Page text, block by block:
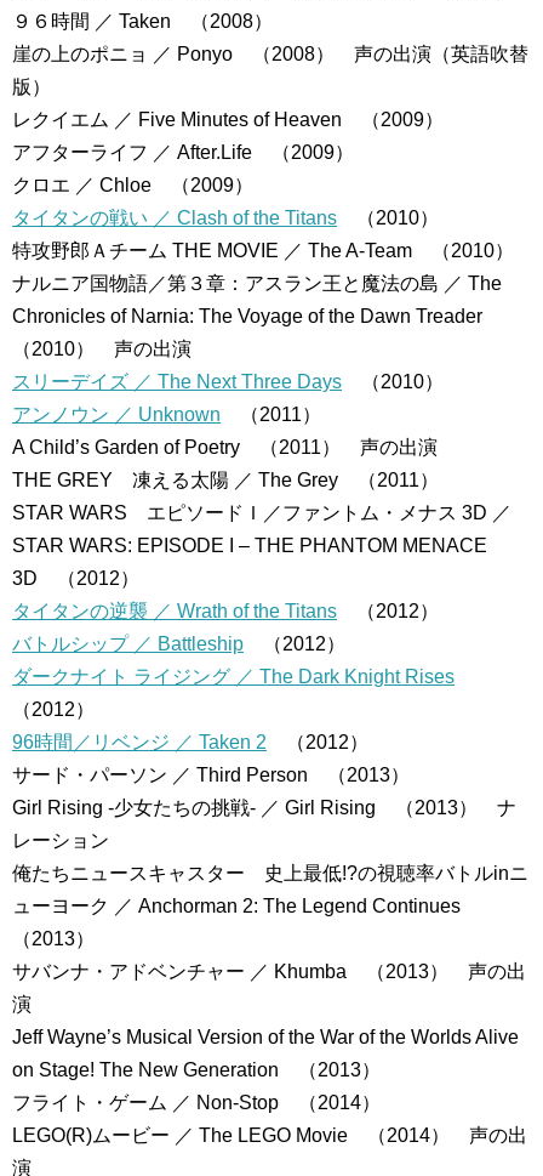
９６時間 ／ Taken （2008）
崖の上のポニョ ／ Ponyo （2008） 声の出演（英語吹替
版）
レクイエム ／ Five Minutes of Heaven （2009）
アフターライフ ／ After.Life （2009）
クロエ ／ Chloe （2009）
タイタンの戦い ／ Clash of the Titans （2010）
特攻野郎Ａチーム THE MOVIE ／ The A-Team （2010）
ナルニア国物語／第３章：アスラン王と魔法の島 ／ The
Chronicles of Narnia: The Voyage of the Dawn Treader
（2010） 声の出演
スリーデイズ ／ The Next Three Days （2010）
アンノウン ／ Unknown （2011）
A Child’s Garden of Poetry （2011） 声の出演
THE GREY 凍える太陽 ／ The Grey （2011）
STAR WARS エピソードＩ／ファントム・メナス 3D ／
STAR WARS: EPISODE I – THE PHANTOM MENACE
3D （2012）
タイタンの逆襲 ／ Wrath of the Titans （2012）
バトルシップ ／ Battleship （2012）
ダークナイト ライジング ／ The Dark Knight Rises
（2012）
96時間／リベンジ ／ Taken 2 （2012）
サード・パーソン ／ Third Person （2013）
Girl Rising -少女たちの挑戦- ／ Girl Rising （2013） ナ
レーション
俺たちニュースキャスター 史上最低!?の視聴率バトルinニ
ューヨーク ／ Anchorman 2: The Legend Continues
（2013）
サバンナ・アドベンチャー ／ Khumba （2013） 声の出
演
Jeff Wayne’s Musical Version of the War of the Worlds Alive
on Stage! The New Generation （2013）
フライト・ゲーム ／ Non-Stop （2014）
LEGO(R)ムービー ／ The LEGO Movie （2014） 声の出
演